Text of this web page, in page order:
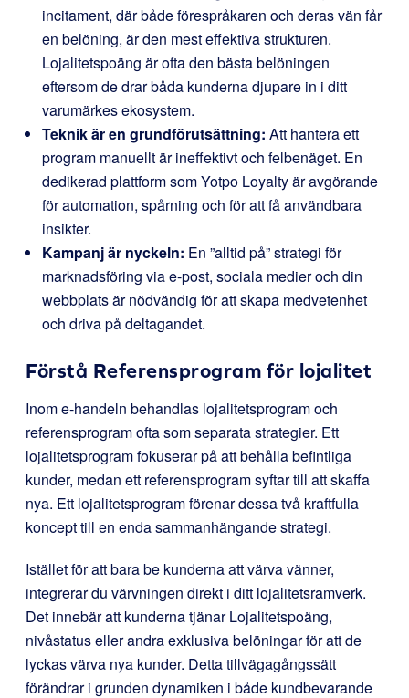
incitament, där både förespråkaren och deras vän får
en belöning, är den mest effektiva strukturen.
Lojalitetspoäng är ofta den bästa belöningen
eftersom de drar båda kunderna djupare in i ditt
varumärkes ekosystem.
Teknik är en grundförutsättning: Att hantera ett
program manuellt är ineffektivt och felbenäget. En
dedikerad plattform som Yotpo Loyalty är avgörande
för automation, spårning och för att få användbara
insikter.
Kampanj är nyckeln: En ”alltid på” strategi för
marknadsföring via e-post, sociala medier och din
webbplats är nödvändig för att skapa medvetenhet
och driva på deltagandet.
Förstå Referensprogram för lojalitet
Inom e-handeln behandlas lojalitetsprogram och
referensprogram ofta som separata strategier. Ett
lojalitetsprogram fokuserar på att behålla befintliga
kunder, medan ett referensprogram syftar till att skaffa
nya. Ett lojalitetsprogram förenar dessa två kraftfulla
koncept till en enda sammanhängande strategi.
Istället för att bara be kunderna att värva vänner,
integrerar du värvningen direkt i ditt lojalitetsramverk.
Det innebär att kunderna tjänar Lojalitetspoäng,
nivåstatus eller andra exklusiva belöningar för att de
lyckas värva nya kunder. Detta tillvägagångssätt
förändrar i grunden dynamiken i både kundbevarande